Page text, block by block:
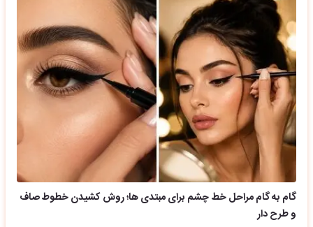
گام به گام مراحل خط چشم برای مبتدی ها؛ روش کشیدن خطوط صاف
و طرح دار